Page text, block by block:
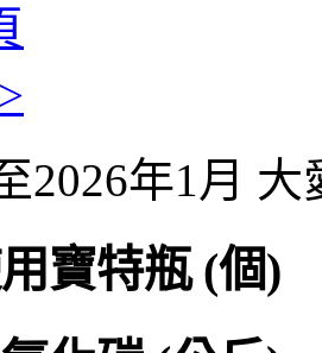
2026年1月
寶特瓶 (個)